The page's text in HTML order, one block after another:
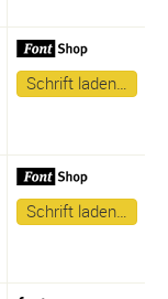
Schrift laden…
Schrift laden…